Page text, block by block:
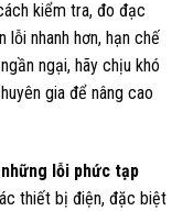
kiểm tra, đo đạc
lỗi nhanh hơn, hạn chế
ngại, hãy chịu khó
gia để nâng cao
lỗi phức tạp
thiết bị điện, đặc biệt